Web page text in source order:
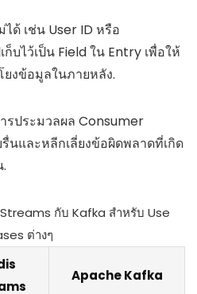
ด้ เช่น User ID หรือ
บไว้เป็น Field ใน Entry เพื่อให้
งข้อมูลในภายหลัง.
รประมวลผล Consumer
นและหลีกเลี่ยงข้อผิดพลาดที่เกิด
กับ Kafka สำหรับ Use
ต่างๆ
Apache Kafka